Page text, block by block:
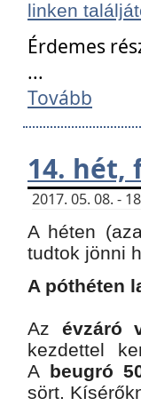
linken
Érdemes
...
Tovább
14. hét,
2017. 05. 08. -
A héten
tudtok jönni
A póthéten
Az évzáró
kezdettel
A beugró
sört.